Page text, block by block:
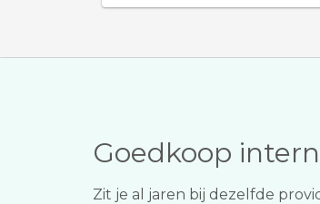
Goedkoop
Zit je al jaren bij dezelfde